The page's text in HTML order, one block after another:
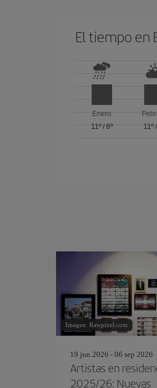
El tiempo en
Enero
11º/ 6º
11º
Imagen: Rawpixel.com
19 jun 2026 - 06 sep 2026
Artistas en
2025/26: Nuevas